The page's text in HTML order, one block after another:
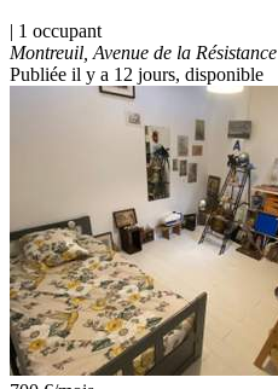
| 1 occupant
Montreuil, Avenue de la Résistance
Publiée il y a 12 jours, disponible